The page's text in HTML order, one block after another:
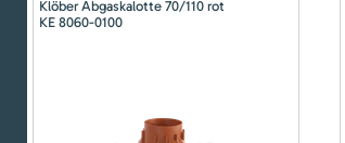
Klöber Abgaskalotte 70/110 rot
KE 8060-0100